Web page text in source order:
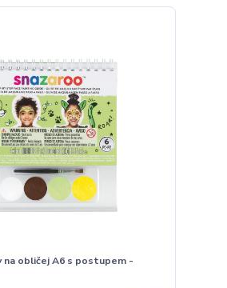
na obličej A6 s postupem -